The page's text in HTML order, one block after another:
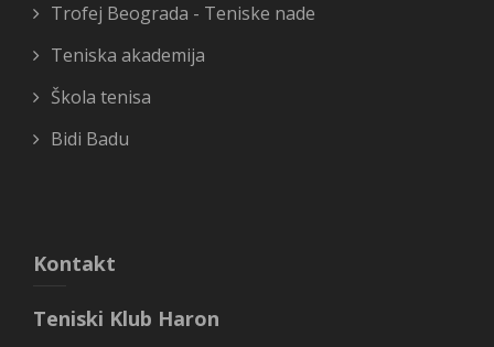
Trofej Beograda - Teniske nade
Teniska akademija
Škola tenisa
Bidi Badu
Kontakt
Teniski Klub Haron